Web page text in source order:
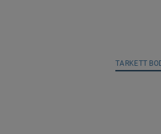
TARKETT